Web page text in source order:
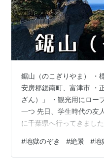
鋸山（のこぎりやま） ・
安房郡鋸南町、富津市 ・
ざん）」 ・観光用にロー
一つ 先日、学生時代の友
に千葉県へ行ってきまし
ました。 千葉に住んでい
#地獄のぞき #絶景 #地